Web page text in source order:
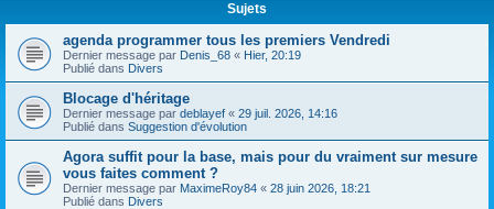
Sujets
agenda programmer tous les premiers Vendredi
Dernier message par Denis_68 « Hier, 20:19
Publié dans Divers
Blocage d'héritage
Dernier message par deblayef « 29 juil. 2026, 14:16
Publié dans Suggestion d'évolution
Agora suffit pour la base, mais pour du vraiment sur mesure
vous faites comment ?
Dernier message par MaximeRoy84 « 28 juin 2026, 18:21
Publié dans Divers